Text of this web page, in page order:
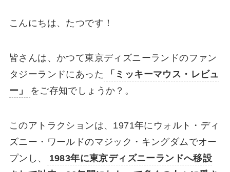
こんにちは、たつです！
皆さんは、かつて東京ディズニーランドのファン
タジーランドにあった
「ミッキーマウス・レビュ
ー」
をご存知でしょうか？。
このアトラクションは、1971年にウォルト・ディ
ズニー・ワールドのマジック・キングダムでオー
プンし、
1983年に東京ディズニーランドへ移設